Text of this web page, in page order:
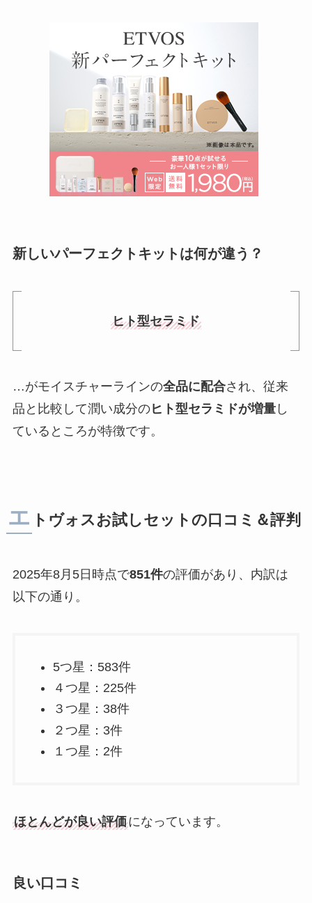
新しいパーフェクトキットは何が違う？
ヒト型セラミド
…がモイスチャーラインの全品に配合され、従来
品と比較して潤い成分のヒト型セラミドが増量し
ているところが特徴です。
エ トヴォスお試しセットの口コミ＆評判
2025年8月5日時点で851件の評価があり、内訳は
以下の通り。
5つ星：583件
４つ星：225件
３つ星：38件
２つ星：3件
１つ星：2件
ほとんどが良い評価になっています。
良い口コミ